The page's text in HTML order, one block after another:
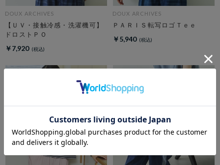
DOUX ARCHIVES
【ＵＶ・接触冷感・洗濯機可】
ドロストＰＯ
￥7,920
DOUX ARCHIVES
ＰＡＲＩＳ転写ロゴＴｅｅ
￥5,940